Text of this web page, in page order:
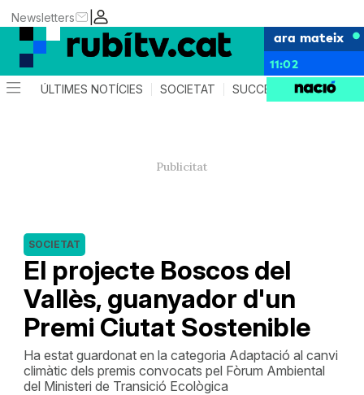
|
Newsletters
ara mateix
11:02
ÚLTIMES NOTÍCIES SOCIETAT SUCCESSOS
El projecte Boscos del
Vallès, guanyador d'un
Premi Ciutat Sostenible
SOCIETAT
Ha estat guardonat en la categoria Adaptació al canvi
climàtic dels premis convocats pel Fòrum Ambiental
del Ministeri de Transició Ecològica